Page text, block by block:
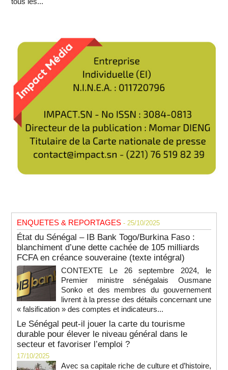
ENQUETES & REPORTAGES - 25/10/2025
État du Sénégal – IB Bank Togo/Burkina Faso :
blanchiment d’une dette cachée de 105 milliards
FCFA en créance souveraine (texte intégral)
CONTEXTE Le 26 septembre 2024, le
Premier ministre sénégalais Ousmane
Sonko et des membres du gouvernement
livrent à la presse des détails concernant une
« falsification » des comptes et indicateurs...
Le Sénégal peut-il jouer la carte du tourisme
durable pour élever le niveau général dans le
secteur et favoriser l’emploi ?
17/10/2025
Avec sa capitale riche de culture et d’histoire,